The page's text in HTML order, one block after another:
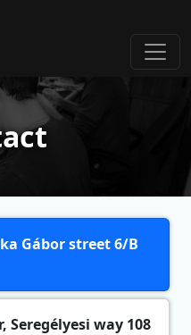
Gábor street 6/B
Seregélyesi way 108